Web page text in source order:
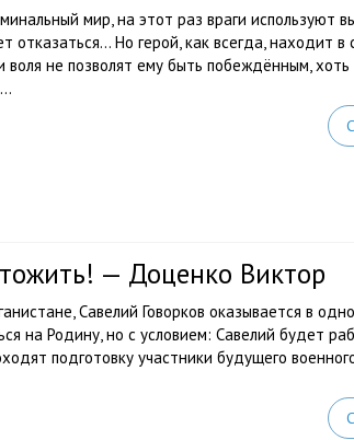
мир, на этот раз враги используют
отказаться… Но герой, как всегда, находит в
не позволят ему быть побеждённым,
— Доценко Виктор
Савелий Говорков оказывается в
на Родину, но с условием: Савелий будет
подготовку участники будущего